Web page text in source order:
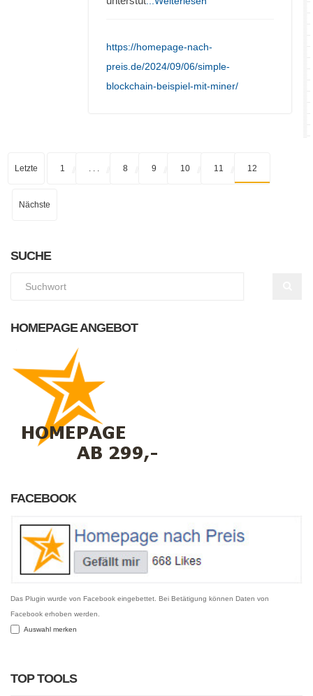
https://homepage-nach-
preis.de/2024/09/06/simple-
blockchain-beispiel-mit-miner/
Letzte 1 8 9 10 11 12
Nächste
SUCHE
HOMEPAGE ANGEBOT
FACEBOOK
Das Plugin wurde von Facebook eingebettet. Bei Betätigung können Daten von
Facebook erhoben werden.
Auswahl merken
TOP TOOLS